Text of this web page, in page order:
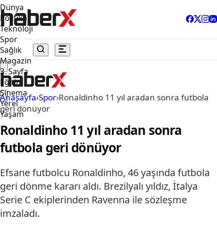
Dünya
Politika
Teknoloji
Spor
Sağlık
Magazin
3. Sayfa
Eğitim
Sinema
Yerel
Yaşam
Anasayfa›Spor›Ronaldinho 11 yıl aradan sonra futbola
geri dönüyor
Ronaldinho 11 yıl aradan sonra
futbola geri dönüyor
Efsane futbolcu Ronaldinho, 46 yaşında futbola
geri dönme kararı aldı. Brezilyalı yıldız, İtalya
Serie C ekiplerinden Ravenna ile sözleşme
imzaladı.